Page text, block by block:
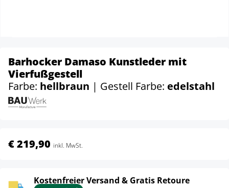
Barhocker Damaso Kunstleder mit
Vierfußgestell
Farbe: hellbraun | Gestell Farbe: edelstahl
€ 219,90 inkl. MwSt.
Kostenfreier Versand & Gratis Retoure